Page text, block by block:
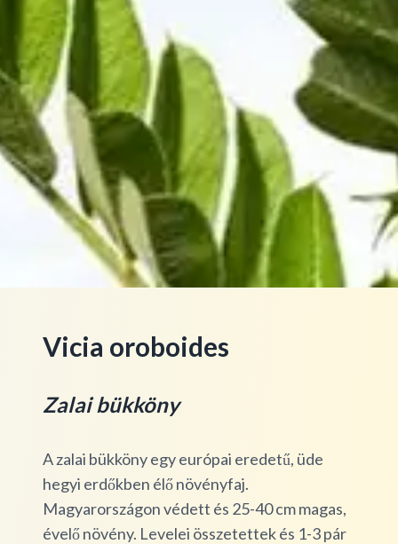
Vicia oroboides
Zalai bükköny
A zalai bükköny egy európai eredetű, üde
hegyi erdőkben élő növényfaj.
Magyarországon védett és 25-40 cm magas,
évelő növény. Levelei összetettek és 1-3 pár